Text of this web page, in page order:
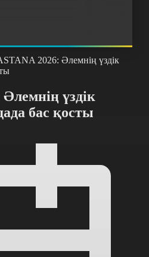
2026: Әлемнің үздік
үздік
бас қосты